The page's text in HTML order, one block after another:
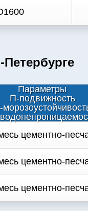
Параметры
П-подвижность
цементно-
цементно-
цементно-